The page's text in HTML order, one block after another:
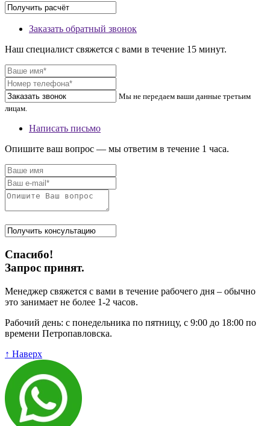
Заказать обратный звонок
Наш специалист свяжется с вами в течение 15 минут.
Мы не передаем ваши данные третьим
лицам.
Написать письмо
Опишите ваш вопрос — мы ответим в течение 1 часа.
Спасибо!
Запрос принят.
Менеджер свяжется с вами в течение рабочего дня – обычно
это занимает не более 1-2 часов.
Рабочий день: с понедельника по пятницу, с 9:00 до 18:00 по
времени Петропавловска.
↑ Наверх